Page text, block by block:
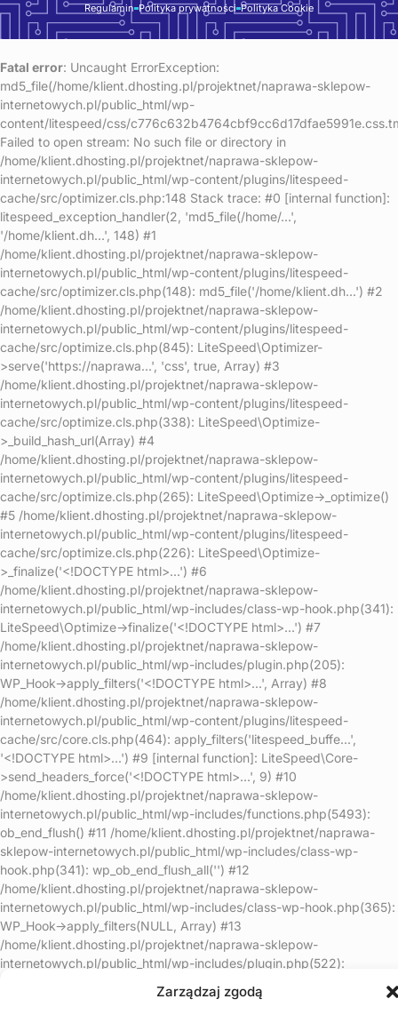
Zarządzaj zgodą
Regulamin Polityka prywatności Polityka Cookie
Fatal error: Uncaught ErrorException:
md5_file(/home/klient.dhosting.pl/projektnet/naprawa-sklepow-
internetowych.pl/public_html/wp-
content/litespeed/css/
Failed to open stream: No such file or directory in
/home/klient.dhosting.pl/projektnet/naprawa-sklepow-
internetowych.pl/public_html/wp-content/plugins/litespeed-
cache/src/optimizer.cls.php:148 Stack trace: #0 [internal function]:
litespeed_exception_handler(2, 'md5_file(/home/...',
'/home/klient.dh...', 148) #1
/home/klient.dhosting.pl/projektnet/naprawa-sklepow-
internetowych.pl/public_html/wp-content/plugins/litespeed-
cache/src/optimizer.cls.php(148): md5_file('/home/klient.dh...') #2
/home/klient.dhosting.pl/projektnet/naprawa-sklepow-
internetowych.pl/public_html/wp-content/plugins/litespeed-
cache/src/optimize.cls.php(845): LiteSpeed\Optimizer-
>serve('https://naprawa...', 'css', true, Array) #3
/home/klient.dhosting.pl/projektnet/naprawa-sklepow-
internetowych.pl/public_html/wp-content/plugins/litespeed-
cache/src/optimize.cls.php(338): LiteSpeed\Optimize-
>_build_hash_url(Array) #4
/home/klient.dhosting.pl/projektnet/naprawa-sklepow-
internetowych.pl/public_html/wp-content/plugins/litespeed-
cache/src/optimize.cls.php(265): LiteSpeed\Optimize->_optimize()
#5 /home/klient.dhosting.pl/projektnet/naprawa-sklepow-
internetowych.pl/public_html/wp-content/plugins/litespeed-
cache/src/optimize.cls.php(226): LiteSpeed\Optimize-
>_finalize('<!DOCTYPE html>...') #6
/home/klient.dhosting.pl/projektnet/naprawa-sklepow-
internetowych.pl/public_html/wp-includes/class-wp-hook.php(341):
LiteSpeed\Optimize->finalize('<!DOCTYPE html>...') #7
/home/klient.dhosting.pl/projektnet/naprawa-sklepow-
internetowych.pl/public_html/wp-includes/plugin.php(205):
WP_Hook->apply_filters('<!DOCTYPE html>...', Array) #8
/home/klient.dhosting.pl/projektnet/naprawa-sklepow-
internetowych.pl/public_html/wp-content/plugins/litespeed-
cache/src/core.cls.php(464): apply_filters('litespeed_buffe...',
'<!DOCTYPE html>...') #9 [internal function]: LiteSpeed\Core-
>send_headers_force('<!DOCTYPE html>...', 9) #10
/home/klient.dhosting.pl/projektnet/naprawa-sklepow-
internetowych.pl/public_html/wp-includes/functions.php(5493):
ob_end_flush() #11 /home/klient.dhosting.pl/projektnet/naprawa-
sklepow-internetowych.pl/public_html/wp-includes/class-wp-
hook.php(341): wp_ob_end_flush_all('') #12
/home/klient.dhosting.pl/projektnet/naprawa-sklepow-
internetowych.pl/public_html/wp-includes/class-wp-hook.php(365):
WP_Hook->apply_filters(NULL, Array) #13
/home/klient.dhosting.pl/projektnet/naprawa-sklepow-
internetowych.pl/public_html/wp-includes/plugin.php(522):
/home/klient.dhosting.pl/projektnet/naprawa-sklepow-